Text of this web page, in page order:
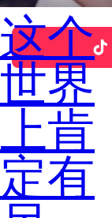
这个
世界
上肯
定有